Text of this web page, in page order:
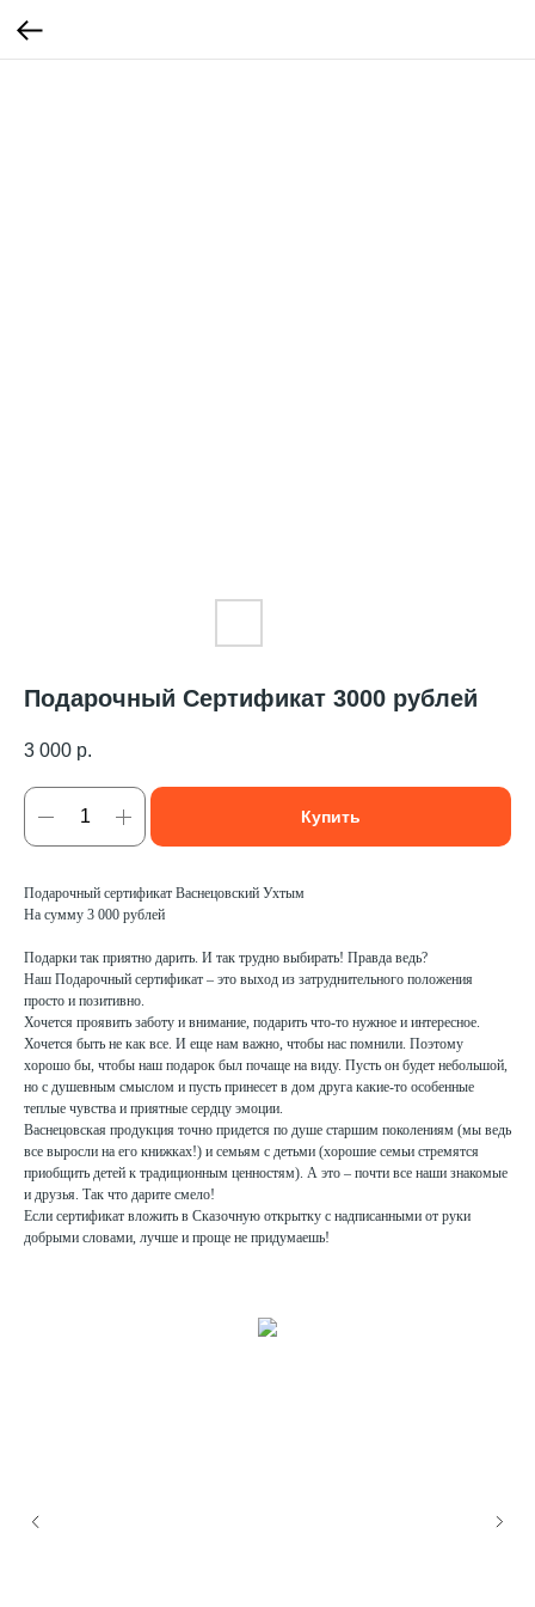
Подарочный Сертификат 3000 рублей
3 000 р.
Купить
Подарочный сертификат Васнецовский Ухтым
На сумму 3 000 рублей
Подарки так приятно дарить. И так трудно выбирать! Правда ведь?
Наш Подарочный сертификат – это выход из затруднительного положения
просто и позитивно.
Хочется проявить заботу и внимание, подарить что-то нужное и интересное.
Хочется быть не как все. И еще нам важно, чтобы нас помнили. Поэтому
хорошо бы, чтобы наш подарок был почаще на виду. Пусть он будет небольшой,
но с душевным смыслом и пусть принесет в дом друга какие-то особенные
теплые чувства и приятные сердцу эмоции.
Васнецовская продукция точно придется по душе старшим поколениям (мы ведь
все выросли на его книжках!) и семьям с детьми (хорошие семьи стремятся
приобщить детей к традиционным ценностям). А это – почти все наши знакомые
и друзья. Так что дарите смело!
Если сертификат вложить в Сказочную открытку с надписанными от руки
добрыми словами, лучше и проще не придумаешь!